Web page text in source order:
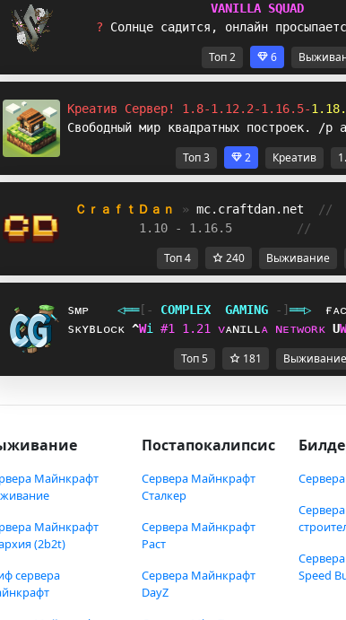
VANIL L A SQUAD
? Солнце садится , онлайн просыпаетс
Топ 2 6
Креатив Сервер! 1.8-1.12.2-1.16.5-
Свободный мир квадратных построек. /p
Топ 3 2 Креатив
ＣｒａｆｔＤａｎ » mc.craftdan.net //
1.10 - 1.16.5
//
Топ 4 240 Выживание
sᴍᴘ ◁══[‐ COMPL EX GAMING ‐]══▷
sᴋʏʙʟᴏᴄᴋ UCi #1 1 . 21 ᴠᴀɴɪʟʟᴀ ɴᴇᴛᴡᴏʀᴋ ]^
Топ 5 181 Выживание
Майнкрафт
Майнкрафт
(2b2t)
сервера
Постапокалипсис
Сервера Майнкрафт
Сталкер
Сервера Майнкрафт
Раст
Сервера Майнкрафт
DayZ
Speed